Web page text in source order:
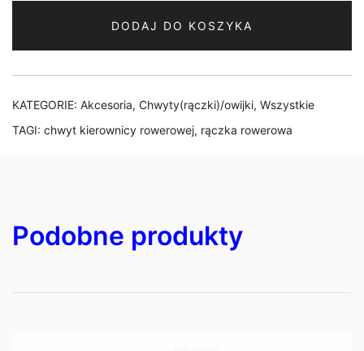
AUTHOR
JUNIOR
R20
CZARNO-
ZIELONE
DODAJ DO KOSZYKA
KATEGORIE: Akcesoria, Chwyty(rączki)/owijki, Wszystkie
TAGI: chwyt kierownicy rowerowej, rączka rowerowa
Podobne produkty